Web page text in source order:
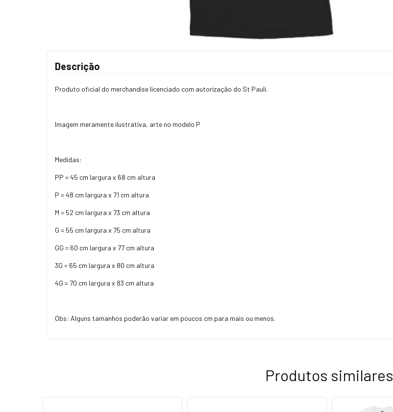
Descrição
Produto oficial do merchandise licenciado com autorização do St Pauli.
Imagem meramente ilustrativa, arte no modelo P
Medidas:
PP = 45 cm largura x 68 cm altura
P = 48 cm largura x 71 cm altura
M = 52 cm largura x 73 cm altura
G = 55 cm largura x 75 cm altura
GG = 60 cm largura x 77 cm altura
3G = 65 cm largura x 80 cm altura
4G = 70 cm largura x 83 cm altura
Obs: Alguns tamanhos poderão variar em poucos cm para mais ou menos.
Produtos similares